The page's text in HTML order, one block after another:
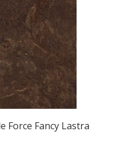
Force Fancy Lastra